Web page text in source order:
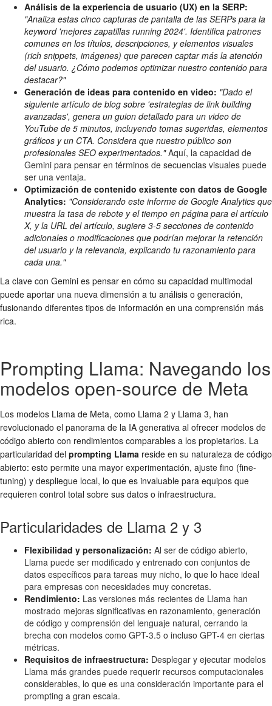
Análisis de la experiencia de usuario (UX) en la SERP:
"Analiza estas cinco capturas de pantalla de las SERPs para la
keyword 'mejores zapatillas running 2024'. Identifica patrones
comunes en los títulos, descripciones, y elementos visuales
(rich snippets, imágenes) que parecen captar más la atención
del usuario. ¿Cómo podemos optimizar nuestro contenido para
destacar?"
Generación de ideas para contenido en video: "Dado el
siguiente artículo de blog sobre 'estrategias de link building
avanzadas', genera un guion detallado para un video de
YouTube de 5 minutos, incluyendo tomas sugeridas, elementos
gráficos y un CTA. Considera que nuestro público son
profesionales SEO experimentados."Aquí, la capacidad de
Gemini para pensar en términos de secuencias visuales puede
ser una ventaja.
Optimización de contenido existente con datos de Google
Analytics: "Considerando este informe de Google Analytics que
muestra la tasa de rebote y el tiempo en página para el artículo
X, y la URL del artículo, sugiere 3-5 secciones de contenido
adicionales o modificaciones que podrían mejorar la retención
del usuario y la relevancia, explicando tu razonamiento para
cada una."
La clave con Gemini es pensar en cómo su capacidad multimodal
puede aportar una nueva dimensión a tu análisis o generación,
fusionando diferentes tipos de información en una comprensión más
rica.
Prompting Llama: Navegando los
modelos open-source de Meta
Los modelos Llama de Meta, como Llama 2 y Llama 3, han
revolucionado el panorama de la IA generativa al ofrecer modelos de
código abierto con rendimientos comparables a los propietarios. La
particularidad del prompting Llama reside en su naturaleza de código
abierto: esto permite una mayor experimentación, ajuste fino (fine-
tuning) y despliegue local, lo que es invaluable para equipos que
requieren control total sobre sus datos o infraestructura.
Particularidades de Llama 2 y 3
Flexibilidad y personalización: Al ser de código abierto,
Llama puede ser modificado y entrenado con conjuntos de
datos específicos para tareas muy nicho, lo que lo hace ideal
para empresas con necesidades muy concretas.
Rendimiento: Las versiones más recientes de Llama han
mostrado mejoras significativas en razonamiento, generación
de código y comprensión del lenguaje natural, cerrando la
brecha con modelos como GPT-3.5 o incluso GPT-4 en ciertas
métricas.
Requisitos de infraestructura: Desplegar y ejecutar modelos
Llama más grandes puede requerir recursos computacionales
considerables, lo que es una consideración importante para el
prompting a gran escala.